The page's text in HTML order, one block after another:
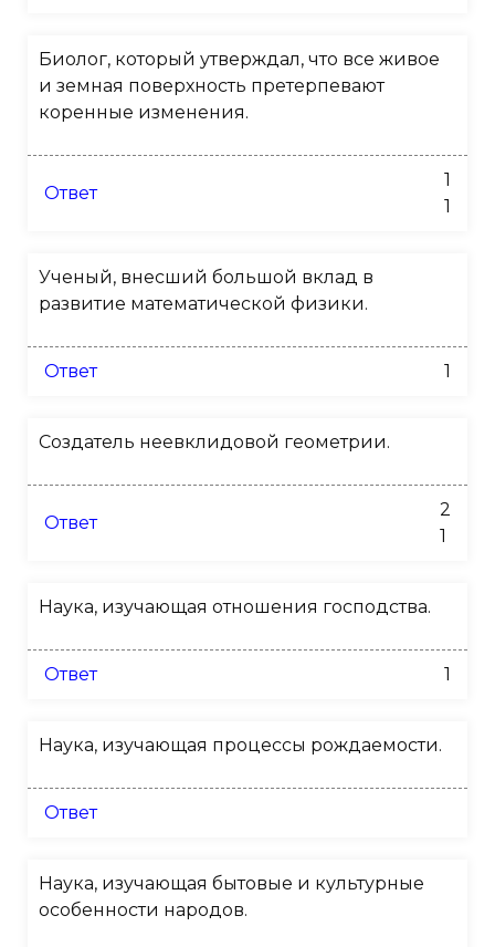
Биолог, который утверждал, что все живое
и земная поверхность претерпевают
коренные изменения.
Ответ
1
1
Ученый, внесший большой вклад в
развитие математической физики.
Ответ 1
Создатель неевклидовой геометрии.
Ответ
2
1
Наука, изучающая отношения господства.
Ответ 1
Наука, изучающая процессы рождаемости.
Ответ
Наука, изучающая бытовые и культурные
особенности народов.